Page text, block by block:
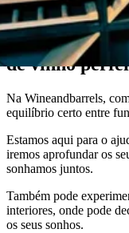
Consultor da
Sonha com a
de vinho
Na Wineandbarrels,
equilíbrio certo entre
Estamos aqui para o
iremos aprofundar os
sonhamos juntos.
Também pode
interiores, onde pode
os seus sonhos.